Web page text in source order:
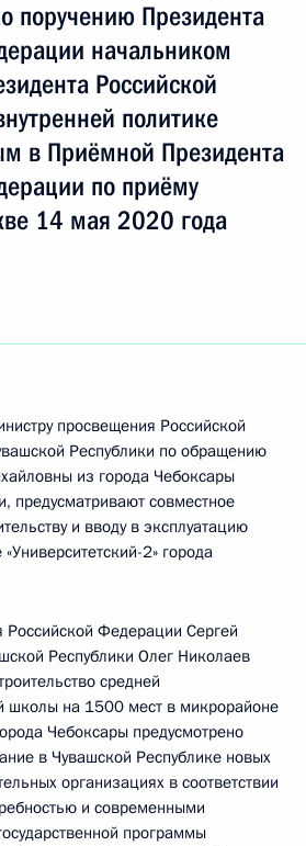
поручению Президента
начальником
Российской
политике
в Приёмной Президента
по приёму
14 мая 2020 года
просвещения Российской
Республики по обращению
из города Чебоксары
предусматривают совместное
и вводу в эксплуатацию
2» города
Федерации Сергей
Республики Олег Николаев
средней
школы на 1500 мест в микрорайоне
Чебоксары предусмотрено
в Чувашской Республике новых
организациях в соответствии
и современными
программы